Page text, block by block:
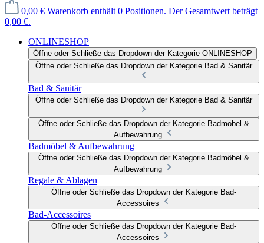
0,00 € Warenkorb enthält 0 Positionen. Der Gesamtwert beträgt
0,00 €.
ONLINESHOP
Öffne oder Schließe das Dropdown der Kategorie ONLINESHOP
Öffne oder Schließe das Dropdown der Kategorie Bad & Sanitär
Bad & Sanitär
Öffne oder Schließe das Dropdown der Kategorie Bad & Sanitär
Öffne oder Schließe das Dropdown der Kategorie Badmöbel &
Aufbewahrung
Badmöbel & Aufbewahrung
Öffne oder Schließe das Dropdown der Kategorie Badmöbel &
Aufbewahrung
Regale & Ablagen
Öffne oder Schließe das Dropdown der Kategorie Bad-
Accessoires
Bad-Accessoires
Öffne oder Schließe das Dropdown der Kategorie Bad-
Accessoires